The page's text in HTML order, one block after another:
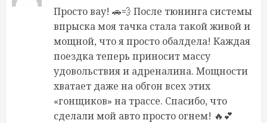
Просто вау! 🚗💨 После тюнинга системы
впрыска моя тачка стала такой живой и
мощной, что я просто обалдела! Каждая
поездка теперь приносит массу
удовольствия и адреналина. Мощности
хватает даже на обгон всех этих
«гонщиков» на трассе. Спасибо, что
сделали мой авто просто огнем! 🔥💕